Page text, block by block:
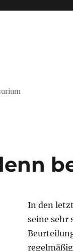
In den
seine sehr